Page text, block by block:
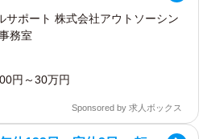
サポート 株式会社アウトソーシン
務室
円～30万円
Sponsored by 求人ボックス